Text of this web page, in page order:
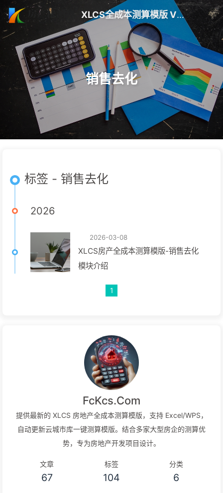
XLCS全成本测算模版 V10 更新 | 房产快测算
销售去化
标签 - 销售去化
2026
2026-03-08
XLCS房产全成本测算模版-销售去化
模块介绍
1
FcKcs.Com
提供最新的 XLCS 房地产全成本测算模版，支持 Excel/WPS，
自动更新云城市库一键测算模版。结合多家大型房企的测算优
势，专为房地产开发项目设计。
文章
67
标签
104
分类
6